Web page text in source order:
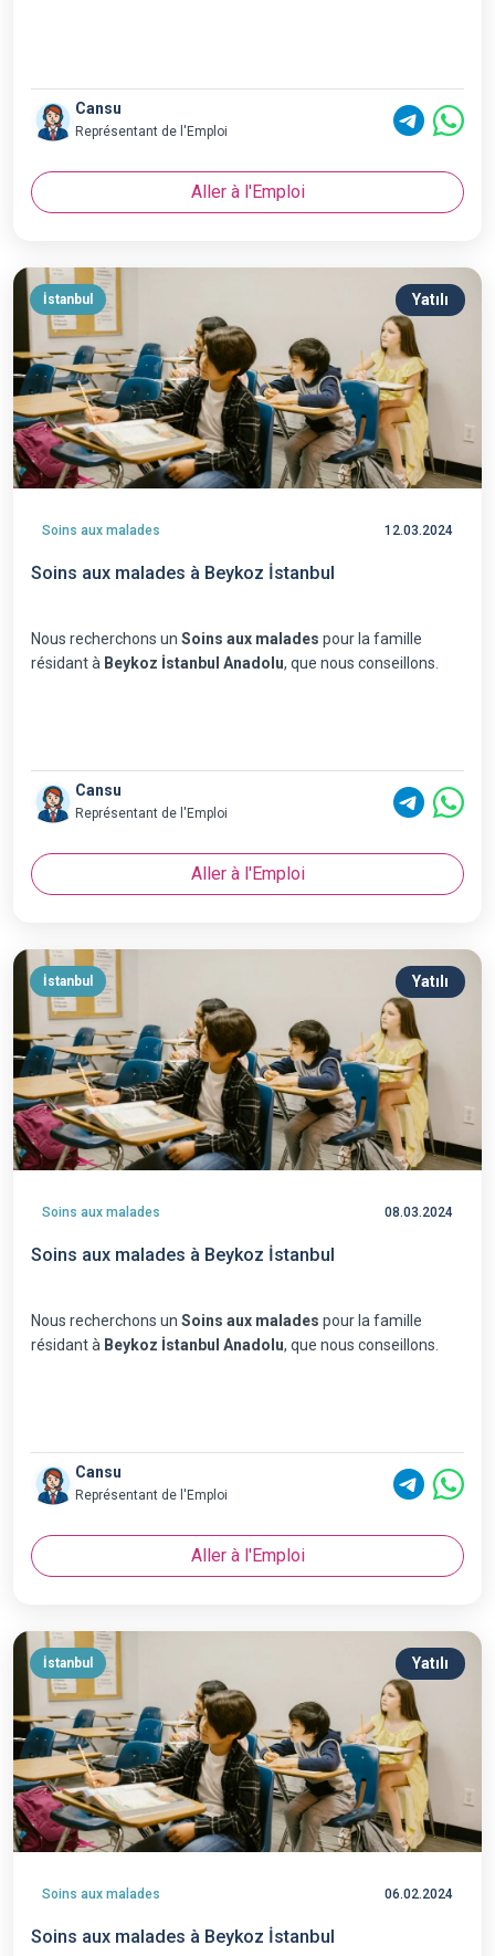
Cansu
Représentant de l'Emploi
Aller à l'Emploi
İstanbul Yatılı
Soins aux malades 12.03.2024
Soins aux malades à Beykoz İstanbul
Nous recherchons un Soins aux malades pour la famille
résidant à Beykoz İstanbul Anadolu, que nous conseillons.
Cansu
Représentant de l'Emploi
Aller à l'Emploi
İstanbul Yatılı
Soins aux malades 08.03.2024
Soins aux malades à Beykoz İstanbul
Nous recherchons un Soins aux malades pour la famille
résidant à Beykoz İstanbul Anadolu, que nous conseillons.
Cansu
Représentant de l'Emploi
Aller à l'Emploi
İstanbul Yatılı
Soins aux malades 06.02.2024
Soins aux malades à Beykoz İstanbul